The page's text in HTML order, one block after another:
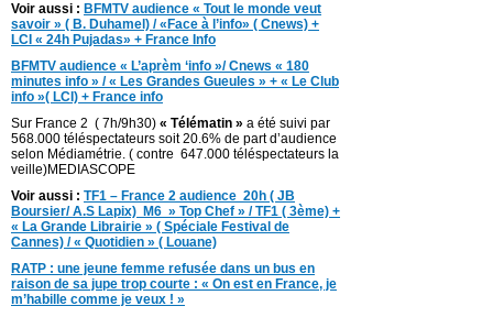
Voir aussi : BFMTV audience « Tout le monde veut
savoir » ( B. Duhamel) / «Face à l’info» ( Cnews) +
LCI « 24h Pujadas» + France Info
BFMTV audience « L’aprèm ‘info »/ Cnews « 180
minutes info » / « Les Grandes Gueules » + « Le Club
info »( LCI) + France info
Sur France 2 ( 7h/9h30) « Télématin » a été suivi par
568.000 téléspectateurs soit 20.6% de part d’audience
selon Médiamétrie. ( contre 647.000 téléspectateurs la
veille)MEDIASCOPE
Voir aussi : TF1 – France 2 audience 20h ( JB
Boursier/ A.S Lapix) M6 » Top Chef » / TF1 ( 3ème) +
« La Grande Librairie » ( Spéciale Festival de
Cannes) / « Quotidien » ( Louane)
RATP : une jeune femme refusée dans un bus en
raison de sa jupe trop courte : « On est en France, je
m’habille comme je veux ! »